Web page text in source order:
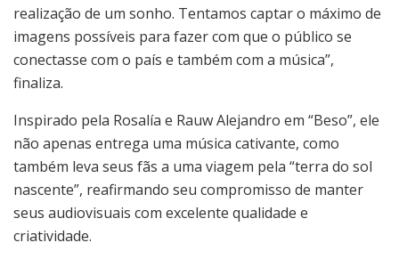
realização de um sonho. Tentamos captar o máximo de
imagens possíveis para fazer com que o público se
conectasse com o país e também com a música”,
finaliza.
Inspirado pela Rosalía e Rauw Alejandro em “Beso”, ele
não apenas entrega uma música cativante, como
também leva seus fãs a uma viagem pela “terra do sol
nascente”, reafirmando seu compromisso de manter
seus audiovisuais com excelente qualidade e
criatividade.